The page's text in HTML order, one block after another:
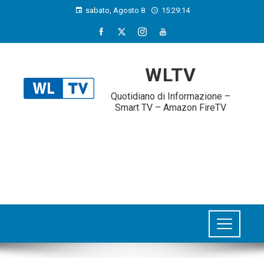
sabato, Agosto 8 15:29:14
WLTV
Quotidiano di Informazione –
Smart TV – Amazon FireTV